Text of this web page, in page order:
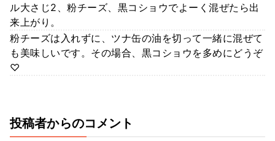
ル大さじ2、粉チーズ、黒コショウでよーく混ぜたら出
来上がり。
粉チーズは入れずに、ツナ缶の油を切って一緒に混ぜて
も美味しいです。その場合、黒コショウを多めにどうぞ
♡
投稿者からのコメント